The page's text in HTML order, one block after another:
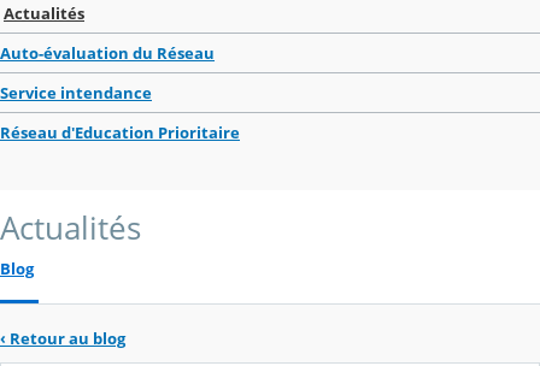
Actualités
Auto-évaluation du Réseau
Service intendance
Réseau d'Education Prioritaire
Actualités
Blog
‹ Retour au blog